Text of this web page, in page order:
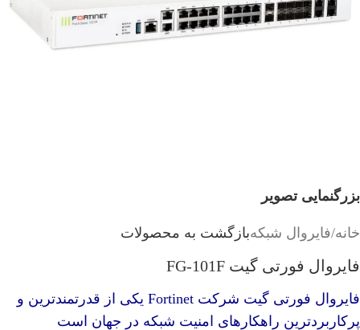
بزرگنمایی تصویر
خانه/فایروال شبکهبازگشت به محصولات
فایروال فورتی گیت FG-101F
فایروال فورتی گیت شرکت Fortinet یکی از قدرتمندترین و
پرکاربردترین راهکارهای امنیت شبکه در جهان است